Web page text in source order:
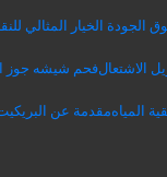
الجودة الخيار المثالي
فحم شيشه جوزالاشتعال
مقدمة عنالمياه